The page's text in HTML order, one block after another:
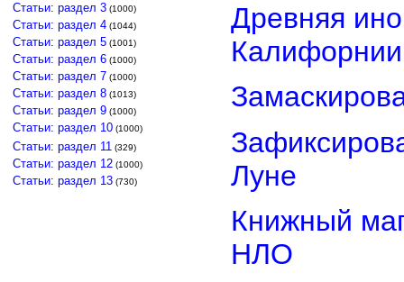
Статьи: раздел 3 (1000)
Статьи: раздел 4 (1044)
Статьи: раздел 5 (1001)
Статьи: раздел 6 (1000)
Статьи: раздел 7 (1000)
Статьи: раздел 8 (1013)
Статьи: раздел 9 (1000)
Статьи: раздел 10 (1000)
Статьи: раздел 11 (329)
Статьи: раздел 12 (1000)
Статьи: раздел 13 (730)
Древняя
Калифорнии
Луне
Книжный
НЛО